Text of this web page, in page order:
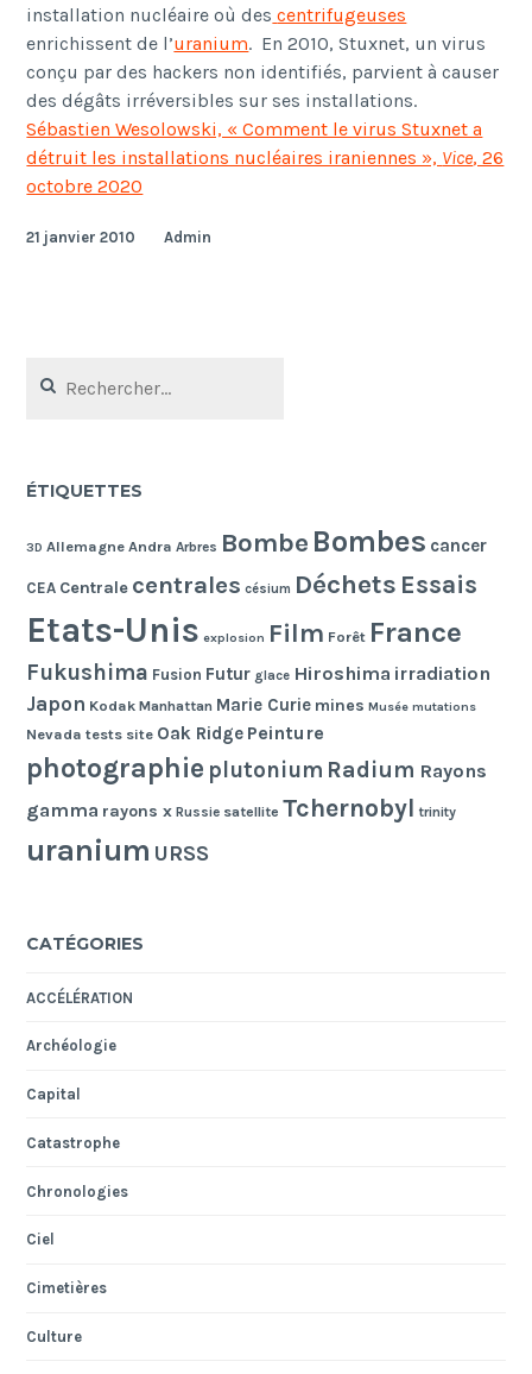
installation nucléaire oùdes centrifugeuses
enrichissent de l’uranium. En 2010, Stuxnet, un virus
conçu par des hackers non identifiés, parvientàcauser
des dégâts irréversibles sur ses installations.
Sébastien Wesolowski, « Comment le virus Stuxnet a
détruit les installations nucléaires iraniennes », Vice, 26
octobre 2020
21 janvier 2010 Admin
ÉTIQUETTES
3D Allemagne Andra Arbres Bombe Bombes cancer
CEA Centrale centrales césium Déchets Essais
Etats-Unis explosion Film Forêt France
Fukushima Fusion Futur glace Hiroshima irradiation
Japon Kodak Manhattan Marie Curie mines Musée mutations
Nevada tests site Oak Ridge Peinture
photographie plutonium Radium Rayons
gamma rayons x Russie satellite Tchernobyl trinity
uranium URSS
CATÉGORIES
ACCÉLÉRATION
Archéologie
Capital
Catastrophe
Chronologies
Ciel
Cimetières
Culture